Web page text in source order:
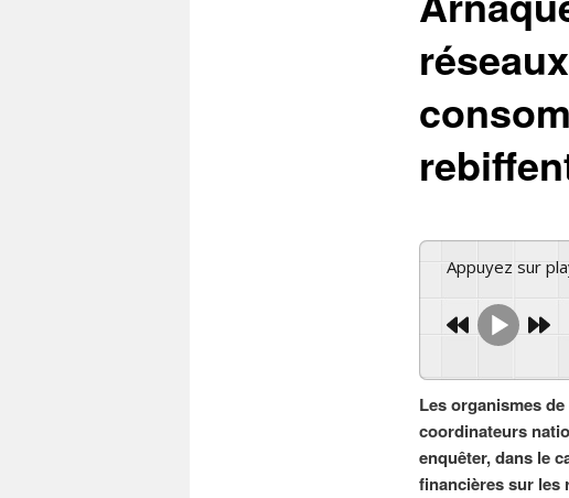
Appuyez sur
Les organismes
coordinateurs
enquêter, dans le
financières sur les